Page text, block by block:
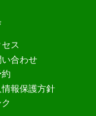
ス
い合わせ
約
情報保護方針
ク